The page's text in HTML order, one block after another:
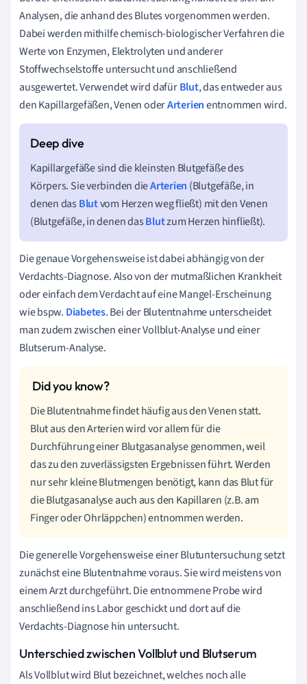
Analysen, die anhand des Blutes vorgenommen werden.
Dabei werden mithilfe chemisch-biologischer Verfahren die
Werte von Enzymen, Elektrolyten und anderer
Stoffwechselstoffe untersucht und anschließend
ausgewertet. Verwendet wird dafürBlut, das entweder aus
den Kapillargefäßen, Venen oderArterienentnommen wird.
Kapillargefäße sind die kleinsten Blutgefäße des
Körpers. Sie verbinden dieArterien (Blutgefäße, in
denen das Blutvom Herzen weg fließt) mit den Venen
(Blutgefäße, in denen dasBlutzum Herzen hinfließt).
Die genaue Vorgehensweise ist dabei abhängig von der
Verdachts-Diagnose. Also von der mutmaßlichen Krankheit
oder einfach dem Verdacht auf eine Mangel-Erscheinung
wie bspw. Diabetes. Bei der Blutentnahme unterscheidet
man zudem zwischen einer Vollblut-Analyse und einer
Blutserum-Analyse.
Die Blutentnahme findet häufig aus den Venen statt.
Blut aus den Arterien wird vor allem für die
Durchführung einer Blutgasanalyse genommen, weil
das zu den zuverlässigsten Ergebnissen führt. Werden
nur sehr kleine Blutmengen benötigt, kann das Blut für
die Blutgasanalyse auch aus den Kapillaren (z.B. am
Finger oder Ohrläppchen) entnommen werden.
Die generelle Vorgehensweise einer Blutuntersuchung setzt
zunächst eine Blutentnahme voraus. Sie wird meistens von
einem Arzt durchgeführt. Die entnommene Probe wird
anschließend ins Labor geschickt und dort auf die
Verdachts-Diagnose hin untersucht.
Unterschied zwischen Vollblut und Blutserum
Als Vollblut wird Blut bezeichnet, welches noch alle